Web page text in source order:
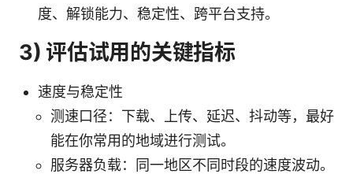
度、解锁能力、稳定性、跨平台支持。
3) 评估试用的关键指标
速度与稳定性
测速口径：下载、上传、延迟、抖动等，最好
能在你常用的地域进行测试。
服务器负载：同一地区不同时段的速度波动。